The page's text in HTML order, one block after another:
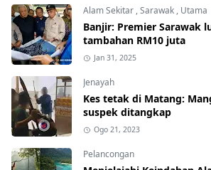
Alam Sekitar,Sarawak, Utama
Banjir: Premier Sarawak
tambahan RM10 juta
Jan 31, 2025
Jenayah
Kes tetak di Matang:
suspek ditangkap
Ogo 21, 2023
Pelancongan